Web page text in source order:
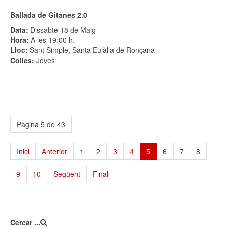
Ballada de Gitanes 2.0
Data: Dissabte 18 de Maig
Hora: A les 19:00 h.
Lloc: Sant Simple, Santa Eulàlia de Ronçana
Colles: Joves
Pàgina 5 de 43
Inici Anterior 1 2 3 4 5 6 7 8
9 10 Següent Final
Cercar ...